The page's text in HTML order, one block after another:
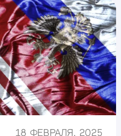
18 февраля, 2025